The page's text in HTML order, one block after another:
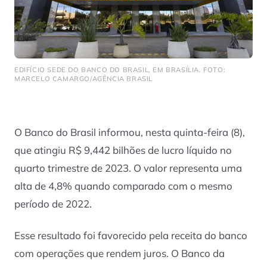
EDIFÍCIO SEDE DO BANCO DO BRASIL, EM BRASÍLIA. FOTO:
MARCELO CAMARGO/AGÊNCIA BRASIL
O Banco do Brasil informou, nesta quinta-feira (8),
que atingiu R$ 9,442 bilhões de lucro líquido no
quarto trimestre de 2023. O valor representa uma
alta de 4,8% quando comparado com o mesmo
período de 2022.
Esse resultado foi favorecido pela receita do banco
com operações que rendem juros. O Banco da